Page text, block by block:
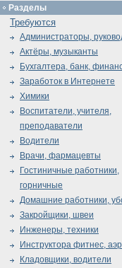
Разделы
Требуются
Администраторы,
Актёры, музыканты
Бухгалтера, банк,
Заработок в Интернете
Химики
Воспитатели, учителя,
преподаватели
Водители
Врачи, фармацевты
Гостиничные работники,
горничные
Домашние работники,
Закройщики, швеи
Инженеры, техники
Инструктора фитнес,
Кладовщики, водители